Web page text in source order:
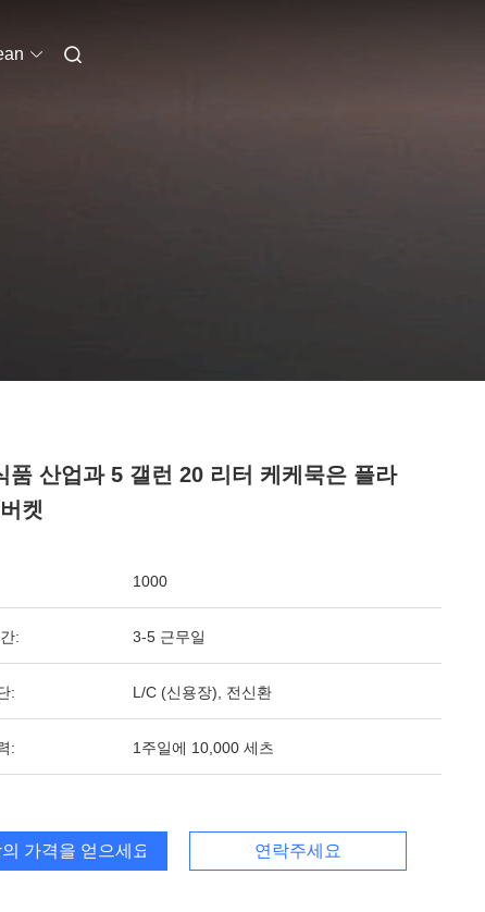
품 산업과 5 갤런 20 리터 케케묵은 플라
켓
1000
: 3-5 근무일
: L/C (신용장), 전신환
: 1주일에 10,000 세츠
의 가격을 얻으세요 연락주세요